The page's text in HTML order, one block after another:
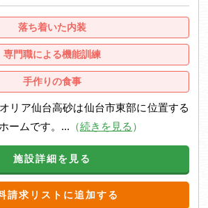
落ち着いた内装
専門職による機能訓練
手作りの食事
リア仙台高砂は仙台市東部に位置する
ームです。... （続きを見る ）
施設詳細を見る
請求リストに追加する